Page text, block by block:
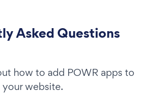
Asked Questions
how to add POWR apps to
your website.